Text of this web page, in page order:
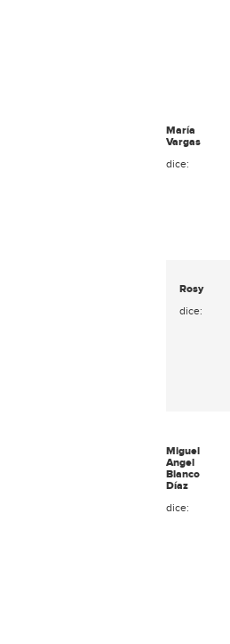
María
Vargas
dice:
Rosy
dice:
Miguel
Angel
Blanco
Díaz
dice: